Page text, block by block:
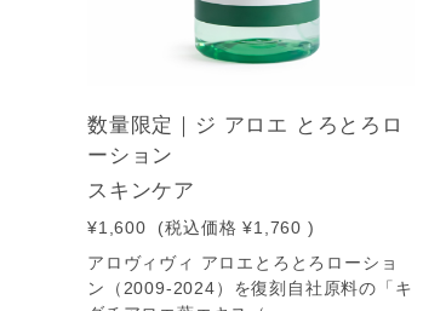
数量限定｜ジ アロエ とろとろロ
ーション
スキンケア
¥1,600 (税込価格 ¥1,760 )
アロヴィヴィ アロエとろとろローショ
ン（2009-2024）を復刻自社原料の「キ